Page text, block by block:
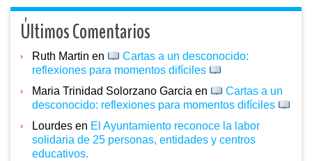
Últimos Comentarios
Ruth Martin en
Cartas a un desconocido:
reflexiones para momentos difíciles
Maria Trinidad Solorzano Garcia en
Cartas a un
desconocido: reflexiones para momentos difíciles
Lourdes en El Ayuntamiento reconoce la labor
solidaria de 25 personas, entidades y centros
educativos.